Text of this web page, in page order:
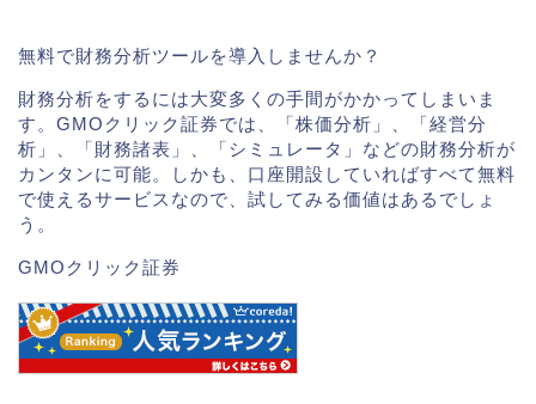
無料で財務分析ツールを導入しませんか？
財務分析をするには大変多くの手間がかかってしまいま
す。GMOクリック証券では、「株価分析」、「経営分
析」、「財務諸表」、「シミュレータ」などの財務分析が
カンタンに可能。しかも、口座開設していればすべて無料
で使えるサービスなので、試してみる価値はあるでしょ
う。
GMOクリック証券